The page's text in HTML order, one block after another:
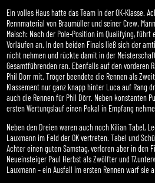
Ein volles Haus hatte das Team in der OK-Klasse.
Rennmaterial von Braumüller und seiner Crew.
Maisch: Nach der Pole-Position im Qualifying, führt
Vorläufen an. In den beiden Finals ließ sich der
nicht nehmen und rückte damit in der
Gesamtführenden ran. Ebenfalls auf den vorderen
Phil Dörr mit. Tröger beendete die Rennen als
Klassement nur ganz knapp hinter Luca auf Rang
auch die Rennen für Phil Dörr. Neben konstanten
ersten Wertungslauf einen Pokal in Empfang
Neben den Dreien waren auch noch Kilian Tabel,
Lauxmann im Feld der OK vertreten. Tabel und
Achter einen guten Samstag, verloren aber in den
Neueinsteiger Paul Herbst als Zwölfter und
Lauxmann – ein Ausfall im ersten Rennen warf sie